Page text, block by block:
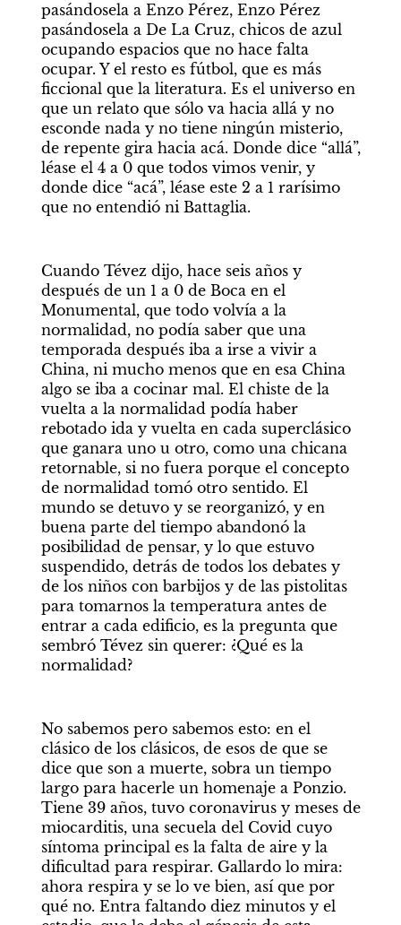
pasándosela a Enzo Pérez, Enzo Pérez
pasándosela a De La Cruz, chicos de azul
ocupando espacios que no hace falta
ocupar. Y el resto es fútbol, que es más
ficcional que la literatura. Es el universo en
que un relato que sólo va hacia allá y no
esconde nada y no tiene ningún misterio,
de repente gira hacia acá. Donde dice “allá”,
léase el 4 a 0 que todos vimos venir, y
donde dice “acá”, léase este 2 a 1 rarísimo
que no entendió ni Battaglia.
Cuando Tévez dijo, hace seis años y
después de un 1 a 0 de Boca en el
Monumental, que todo volvía a la
normalidad, no podía saber que una
temporada después iba a irse a vivir a
China, ni mucho menos que en esa China
algo se iba a cocinar mal. El chiste de la
vuelta a la normalidad podía haber
rebotado ida y vuelta en cada superclásico
que ganara uno u otro, como una chicana
retornable, si no fuera porque el concepto
de normalidad tomó otro sentido. El
mundo se detuvo y se reorganizó, y en
buena parte del tiempo abandonó la
posibilidad de pensar, y lo que estuvo
suspendido, detrás de todos los debates y
de los niños con barbijos y de las pistolitas
para tomarnos la temperatura antes de
entrar a cada edificio, es la pregunta que
sembró Tévez sin querer: ¿Qué es la
normalidad?
No sabemos pero sabemos esto: en el
clásico de los clásicos, de esos de que se
dice que son a muerte, sobra un tiempo
largo para hacerle un homenaje a Ponzio.
Tiene 39 años, tuvo coronavirus y meses de
miocarditis, una secuela del Covid cuyo
síntoma principal es la falta de aire y la
dificultad para respirar. Gallardo lo mira:
ahora respira y se lo ve bien, así que por
qué no. Entra faltando diez minutos y el